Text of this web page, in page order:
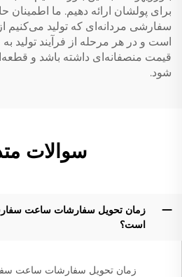
برای پولشان ارائه دهیم. ما
سفارشی مردانه‌ای که تولید می‌کنیم
است و در هر مرحله از فرآیند تولید
قیمت منصفانه‌ای داشته باشد و
شود.
سوالات
زمان تحویل سفارشات ساعت
است؟
زمان تحویل سفارشات ساعت